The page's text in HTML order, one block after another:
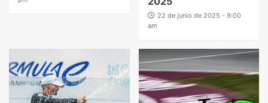
22 de junio de 2025 - 9:00
am